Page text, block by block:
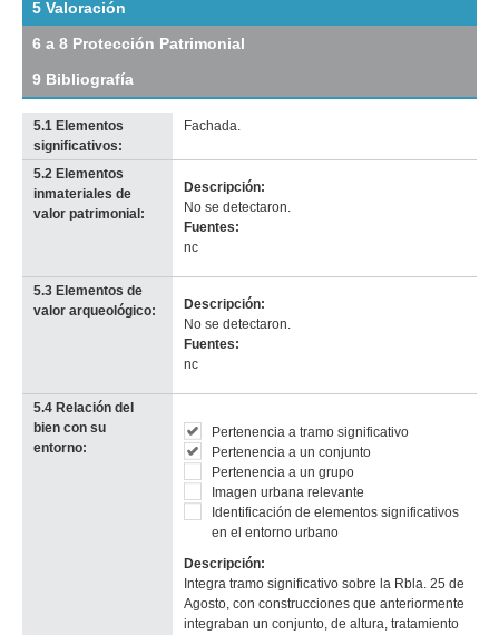
Agosto
1825
(R
5)
Descargar
tamaño
original
Imagen del tramo:
Rbla 25 de Agosto de 1825 (R 5)
Descarga tamaño completo
Anterior Pausa Siguiente
5 Valoración
6 a 8 Protección Patrimonial
9 Bibliografía
5.1 Elementos
significativos:
Fachada.
5.2 Elementos
inmateriales de
valor patrimonial:
Descripción:
No se detectaron.
Fuentes:
nc
5.3 Elementos de
valor arqueológico:
Descripción:
No se detectaron.
Fuentes:
nc
5.4 Relación del
bien con su
entorno:
Pertenencia a tramo significativo
Pertenencia a un conjunto
Pertenencia a un grupo
Imagen urbana relevante
Identificación de elementos significativos
en el entorno urbano
Descripción:
Integra tramo significativo sobre la Rbla. 25 de
Agosto, con construcciones que anteriormente
integraban un conjunto, de altura, tratamiento